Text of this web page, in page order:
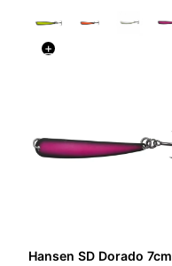
+
Hansen SD Dorado 7cm